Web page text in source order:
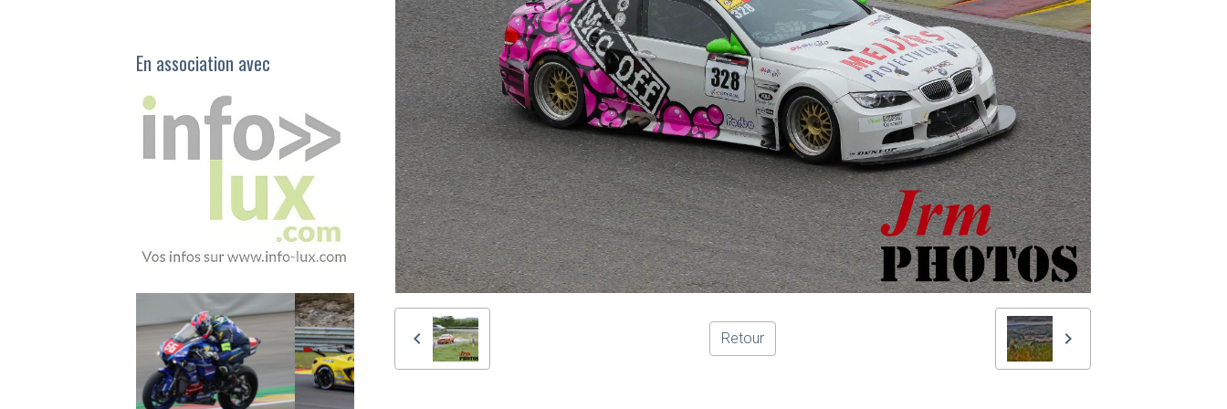
Retour
En association avec